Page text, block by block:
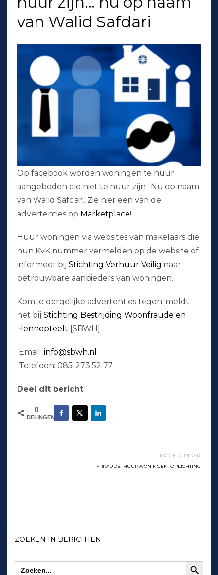
van Walid Safdari
Op facebook worden woningen te huur
aangeboden die niet te huur zijn. Nu op naam
van Walid Safdari. Zie hier een van de
advertenties op Marketplace!
Huur woningen via websites van makelaars die
hun KvK nummer vermelden op de website of
informeer bij Stichting Verhuur Veilig naar
betrouwbare aanbieders van woningen.
Kom je dergelijke advertenties tegen, meldt
het bij Stichting Bestrijding Woonfraude en
Hennepteelt [SBWH]
Email: info@sbwh.nl
Telefoon: 085-273 52 77
Deel dit bericht
0
DELINGEN
TAGGED UNDER:
FRRAUDE, HUURWONINGEN, OPLICHTING
ZOEKEN IN BERICHTEN
Zoek
naar:
Zoekknop